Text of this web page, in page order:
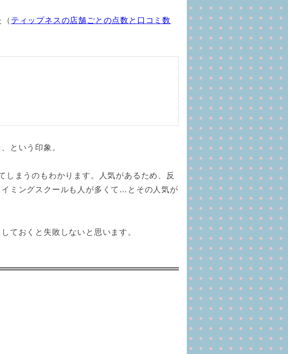
ティップネスの店舗ごとの点数と口コミ数
という印象。
しまうのもわかります。人気があるため、反
ミングスクールも人が多くて…とその人気が
ておくと失敗しないと思います。